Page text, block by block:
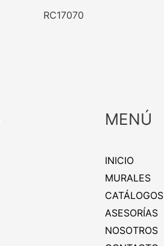
RC17070
MENÚ
INICIO
MURALES
CATÁLOGOS
ASESORÍAS
NOSOTROS